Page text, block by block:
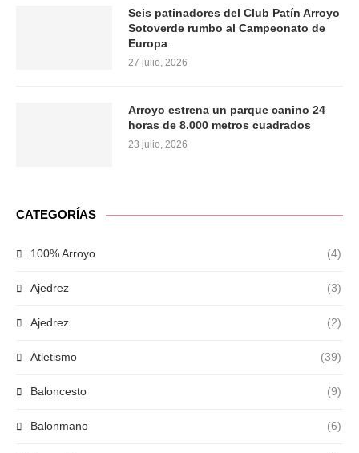
Seis patinadores del Club Patín Arroyo
Sotoverde rumbo al Campeonato de
Europa
27 julio, 2026
Arroyo estrena un parque canino 24
horas de 8.000 metros cuadrados
23 julio, 2026
CATEGORÍAS
100% Arroyo (4)
Ajedrez (3)
Ajedrez (2)
Atletismo (39)
Baloncesto (9)
Balonmano (6)